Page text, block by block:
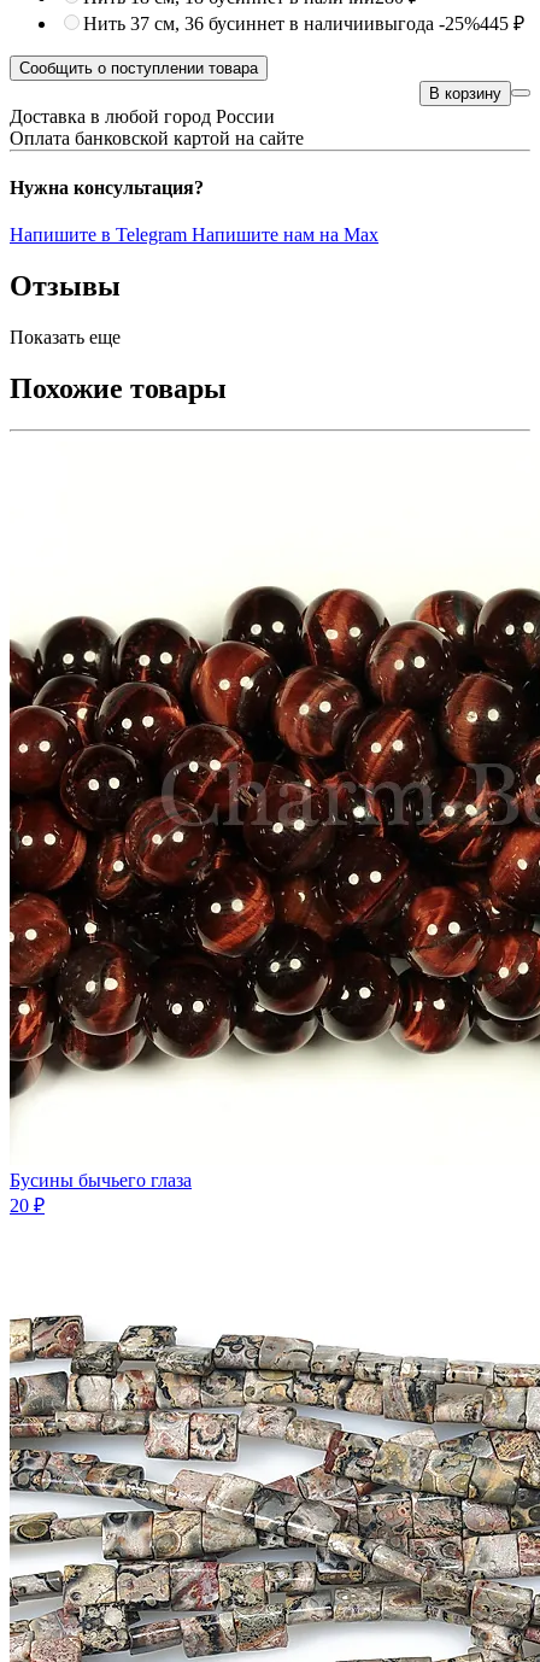
Нить 37 см, 36 бусиннет в наличиивыгода -25%445 ₽
Сообщить о поступлении товара
В корзину
Доставка в любой город России
Оплата банковской картой на сайте
Нужна консультация?
Напишите в Telegram Напишите нам на Max
Отзывы
Показать еще
Похожие товары
Бусины бычьего глаза
20 ₽